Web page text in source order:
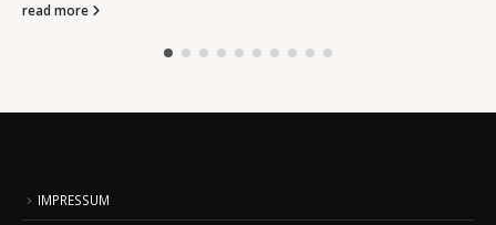
read more
IMPRESSUM